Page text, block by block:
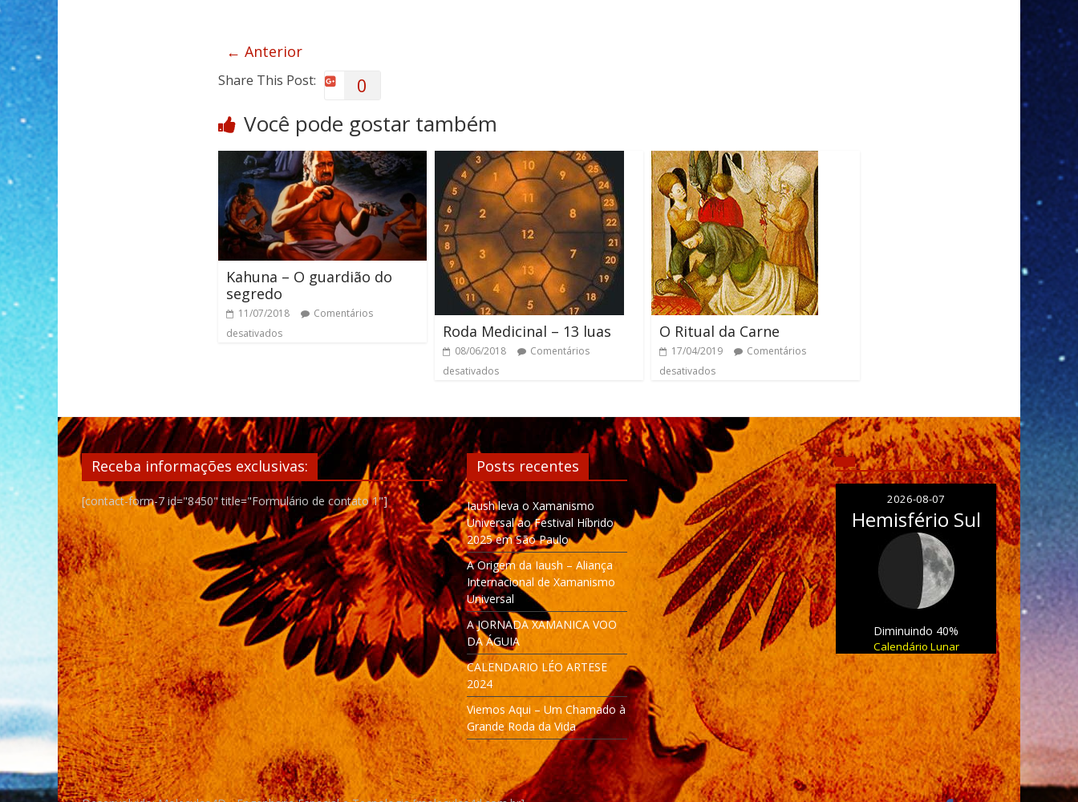
← Anterior
Share This Post: 0
Você pode gostar também
Kahuna – O guardião do
segredo
11/07/2018
Comentários
desativados
Roda Medicinal – 13 luas
08/06/2018
Comentários
desativados
O Ritual da Carne
17/04/2019
Comentários
desativados
Receba informações exclusivas:
[contact-form-7 id="8450" title="Formulário de contato 1"]
Posts recentes
Iaush leva o Xamanismo
Universal ao Festival Híbrido
2025 em São Paulo
A Origem da Iaush – Aliança
Internacional de Xamanismo
Universal
A JORNADA XAMANICA VOO
DA ÁGUIA
CALENDARIO LÉO ARTESE
2024
Viemos Aqui – Um Chamado à
Grande Roda da Vida
2026-08-07
Hemisfério Sul
Diminuindo 40%
Calendário Lunar